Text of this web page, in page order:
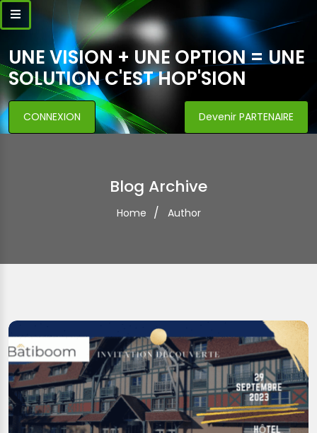
UNE VISION + UNE OPTION = UNE
SOLUTION C'EST HOP'SION
CONNEXION Devenir PARTENAIRE
Blog Archive
Home Author